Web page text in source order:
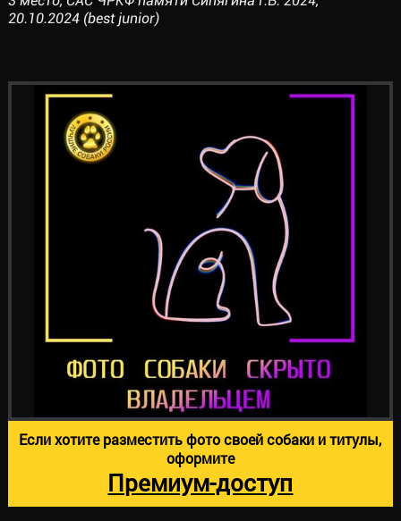
20.10.2024 (best junior)
Если хотите разместить фото своей собаки и титулы,
оформите
Премиум-доступ